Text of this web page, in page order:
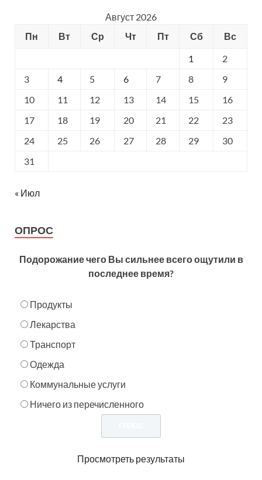
Август 2026
Пн
Вт Ср Чт Пт Сб
Вс
1
2
3
4 5 6 7 8
9
10
11 12 13 14 15
16
17
18 19 20 21 22
23
24
25 26 27 28 29
30
31
« Июл
ОПРОС
Подорожание чего Вы сильнее всего ощутили в
последнее время?
Продукты
Лекарства
Транспорт
Одежда
Коммунальные услуги
Ничего из перечисленного
Просмотреть результаты